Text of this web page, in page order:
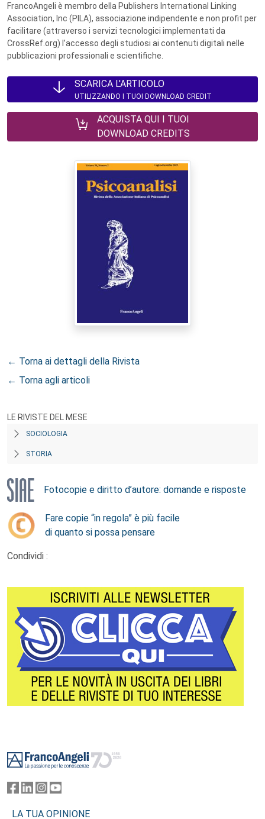
FrancoAngeli è membro della Publishers International Linking
Association, Inc (PILA), associazione indipendente e non profit per
facilitare (attraverso i servizi tecnologici implementati da
CrossRef.org) l’accesso degli studiosi ai contenuti digitali nelle
pubblicazioni professionali e scientifiche.
SCARICA L'ARTICOLO
UTILIZZANDO I TUOI DOWNLOAD CREDIT
ACQUISTA QUI I TUOI
DOWNLOAD CREDITS
← Torna ai dettagli della Rivista
← Torna agli articoli
LE RIVISTE DEL MESE
SOCIOLOGIA
STORIA
Fotocopie e diritto d’autore: domande e risposte
Fare copie “in regola” è più facile
di quanto si possa pensare
Condividi :
LA TUA OPINIONE